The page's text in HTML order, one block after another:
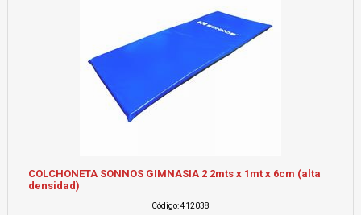
COLCHONETA SONNOS GIMNASIA 2 2mts x 1mt x 6cm (alta
densidad)
Código: 412038